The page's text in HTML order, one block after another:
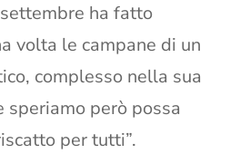
ha fatto
volta le campane di un
complesso nella sua
speriamo però possa
per tutti”.